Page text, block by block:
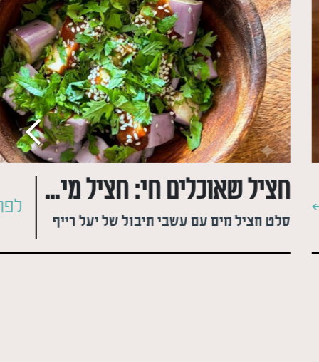
חציל שאוכלים חי: חציל מים יפני
סלט חציל מים עם עשבי תיבול של יעל רייף